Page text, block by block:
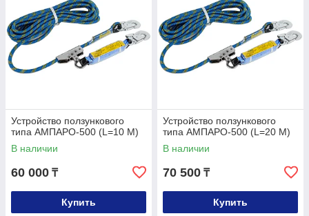
Устройство ползункового
типа АМПАРО-500 (L=10 М)
В наличии
60 000 ₸
Купить
Устройство ползункового
типа АМПАРО-500 (L=20 М)
В наличии
70 500 ₸
Купить